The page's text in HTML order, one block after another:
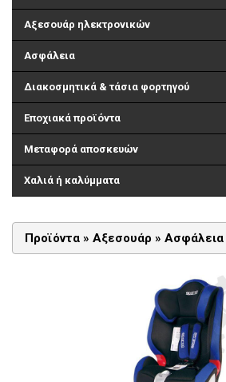
Αξεσουάρ ηλεκτρονικών
Ασφάλεια
Διακοσμητικά & τάσια φορτηγού
Εποχιακά προϊόντα
Μεταφορά αποσκευών
Χαλιά ή καλύμματα
Προϊόντα » Αξεσουάρ » Ασφάλεια